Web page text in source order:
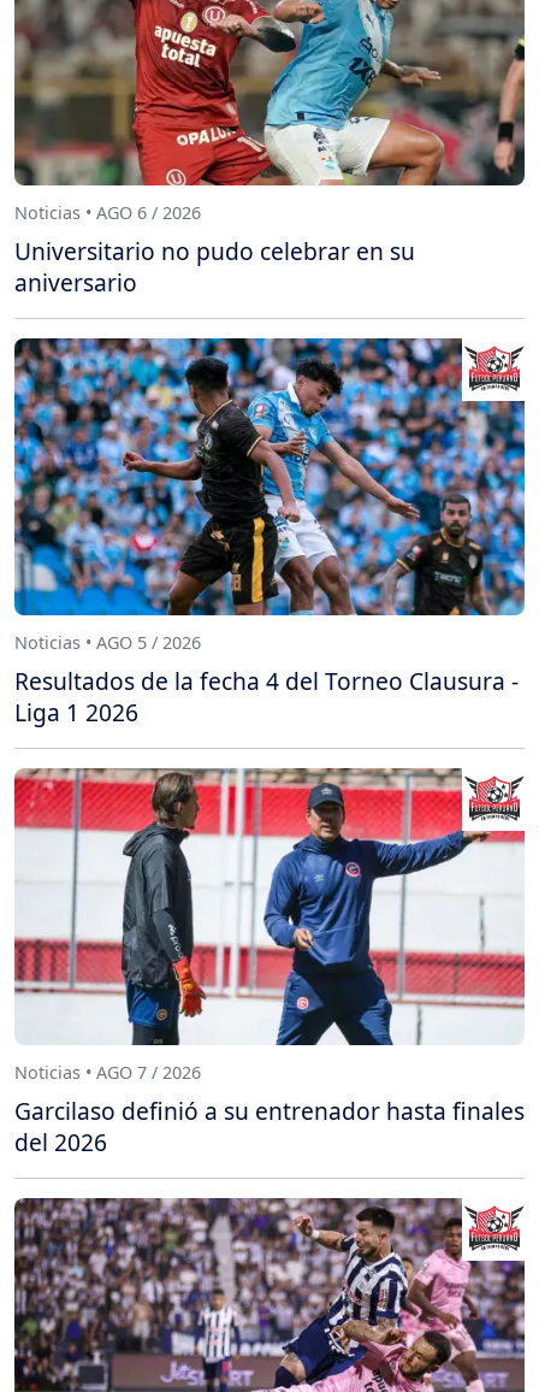
Noticias • AGO 6 / 2026
Universitario no pudo celebrar en su
aniversario
Noticias • AGO 5 / 2026
Resultados de la fecha 4 del Torneo Clausura -
Liga 1 2026
Noticias • AGO 7 / 2026
Garcilaso definió a su entrenador hasta finales
del 2026